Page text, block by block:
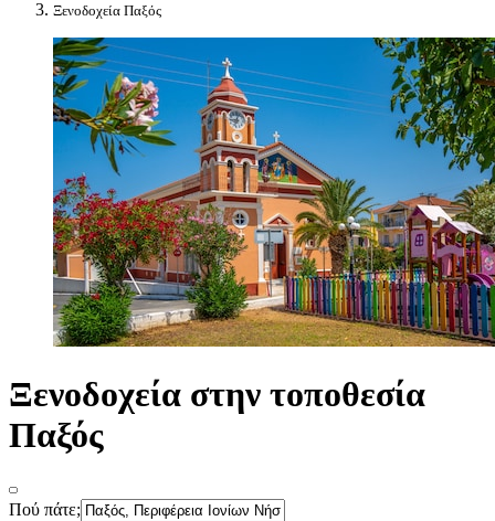
Ξενοδοχεία Παξός
Ξενοδοχεία στην τοποθεσία
Παξός
Πού πάτε;